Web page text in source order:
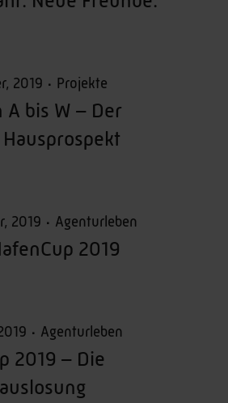
2019 Projekte
A bis W – Der
2019 Agenturleben
2019
Agenturleben
2019 – Die